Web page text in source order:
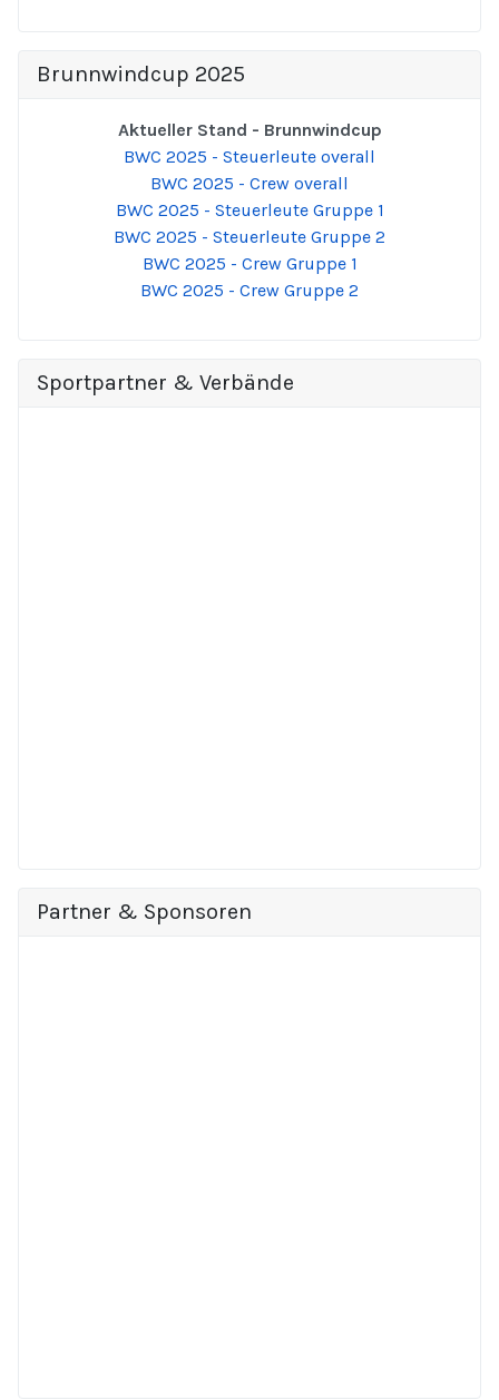
Brunnwindcup 2025
Aktueller Stand - Brunnwindcup
BWC 2025 - Steuerleute overall
BWC 2025 - Crew overall
BWC 2025 - Steuerleute Gruppe 1
BWC 2025 - Steuerleute Gruppe 2
BWC 2025 - Crew Gruppe 1
BWC 2025 - Crew Gruppe 2
Sportpartner & Verbände
Partner & Sponsoren